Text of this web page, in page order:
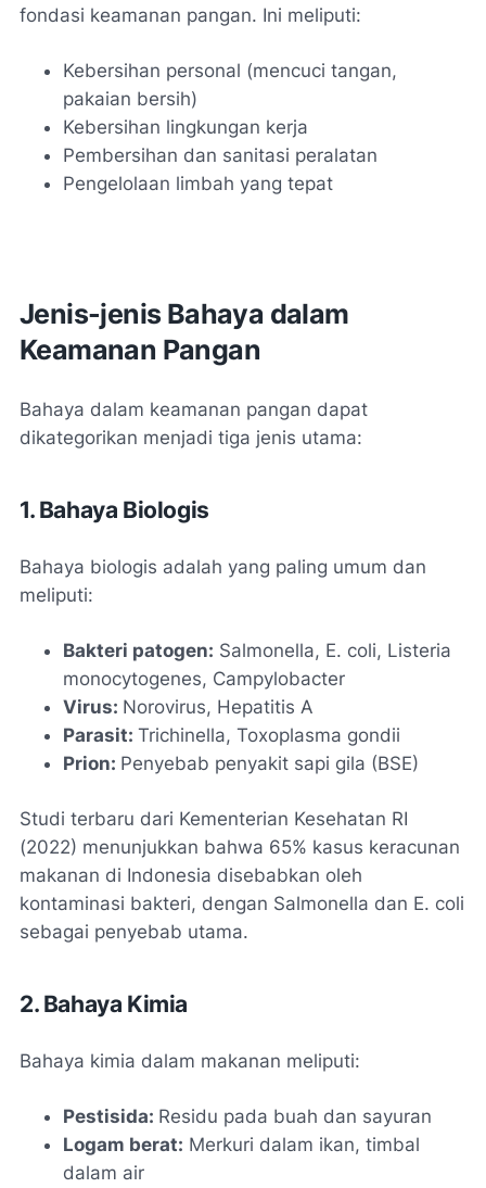
fondasi keamanan pangan. Ini meliputi:
Kebersihan personal (mencuci tangan,
pakaian bersih)
Kebersihan lingkungan kerja
Pembersihan dan sanitasi peralatan
Pengelolaan limbah yang tepat
Jenis-jenis Bahaya dalam
Keamanan Pangan
Bahaya dalam keamanan pangan dapat
dikategorikan menjadi tiga jenis utama:
1. Bahaya Biologis
Bahaya biologis adalah yang paling umum dan
meliputi:
Bakteri patogen: Salmonella, E. coli, Listeria
monocytogenes, Campylobacter
Virus: Norovirus, Hepatitis A
Parasit: Trichinella, Toxoplasma gondii
Prion: Penyebab penyakit sapi gila (BSE)
Studi terbaru dari Kementerian Kesehatan RI
(2022) menunjukkan bahwa 65% kasus keracunan
makanan di Indonesia disebabkan oleh
kontaminasi bakteri, dengan Salmonella dan E. coli
sebagai penyebab utama.
2. Bahaya Kimia
Bahaya kimia dalam makanan meliputi:
Pestisida: Residu pada buah dan sayuran
Logam berat: Merkuri dalam ikan, timbal
dalam air